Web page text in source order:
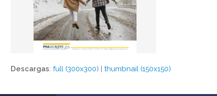
Descargas:full (300x300) |thumbnail (150x150)